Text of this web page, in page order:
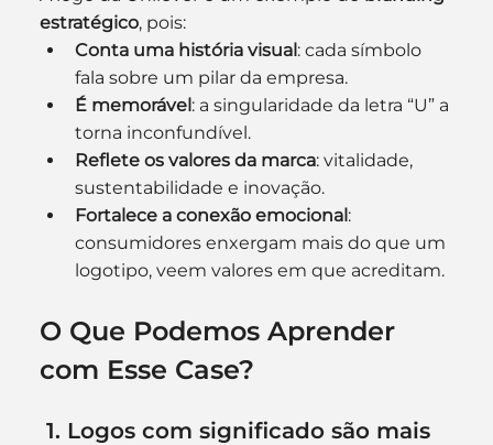
estratégico, pois:
Conta uma história visual: cada símbolo
fala sobre um pilar da empresa.
É memorável: a singularidade da letra “U” a
torna inconfundível.
Reflete os valores da marca: vitalidade,
sustentabilidade e inovação.
Fortalece a conexão emocional:
consumidores enxergam mais do que um
logotipo, veem valores em que acreditam.
O Que Podemos Aprender
com Esse Case?